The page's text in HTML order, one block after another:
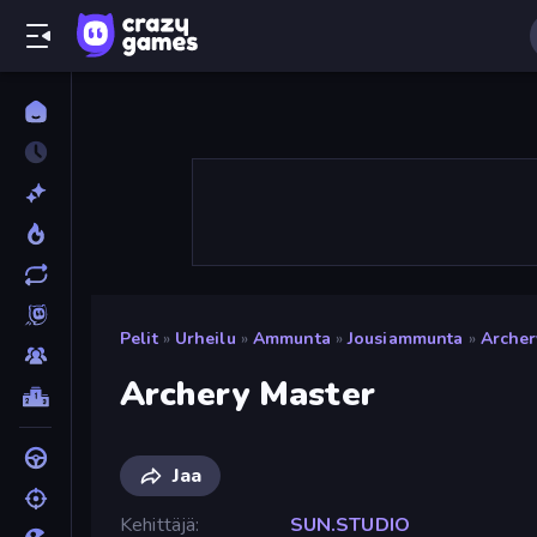
Pelit » Urheilu » Ammunta » Jousiammunta »
Archery Master
Jaa
Kehittäjä
SUN.STUDIO